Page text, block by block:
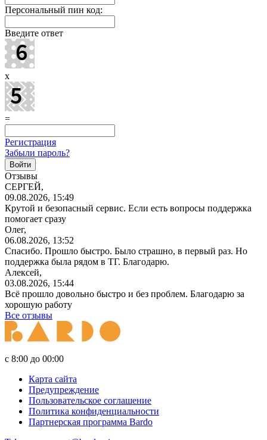
Персональный пин код:
Введите ответ
x
=
Регистрация
Забыли пароль?
Отзывы
СЕРГЕЙ,
09.08.2026, 15:49
Крутой и безопасный сервис. Если есть вопросы поддержка
помогает сразу
Олег,
06.08.2026, 13:52
Спасибо. Прошло быстро. Было страшно, в первый раз. Но
поддержка была рядом в ТГ. Благодарю.
Алексей,
03.08.2026, 15:44
Всё прошло довольно быстро и без проблем. Благодарю за
хорошую работу
Все отзывы
с 8:00 до 00:00
Карта сайта
Предупреждение
Пользовательское соглашение
Политика конфиденциальности
Партнерская программа Bardo